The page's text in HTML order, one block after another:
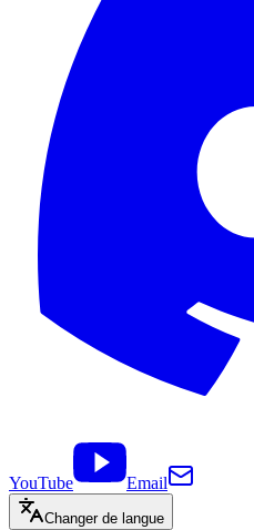
YouTube Email
Changer de langue